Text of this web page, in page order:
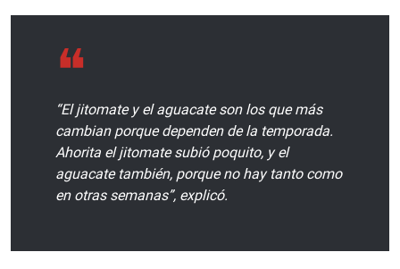
“El jitomate y el aguacate son los que más
cambian porque dependen de la temporada.
Ahorita el jitomate subió poquito, y el
aguacate también, porque no hay tanto como
en otras semanas”, explicó.